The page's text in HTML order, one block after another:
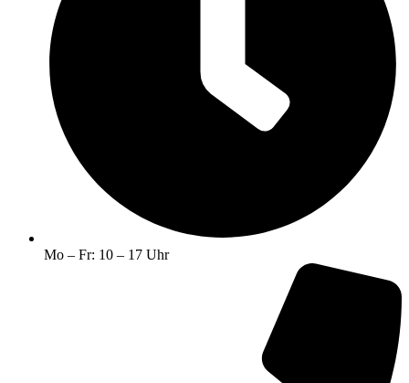
Mo – Fr: 10 – 17 Uhr